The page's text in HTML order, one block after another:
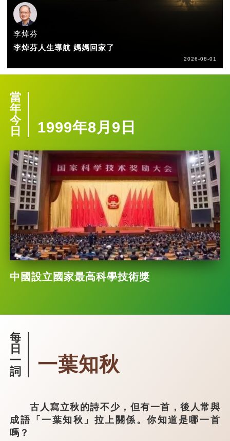
李焯芬
李焯芬人生導航 媽媽回家了
2026-08-01
當
年
今
日
1999年8月9日
中國設立國家最高科學技術獎
每
日
一
詞
一葉知秋
古人寫立秋的詩不少，但有一首，後人常與
成語「一葉知秋」拉上關係。你知道是哪一首
嗎？